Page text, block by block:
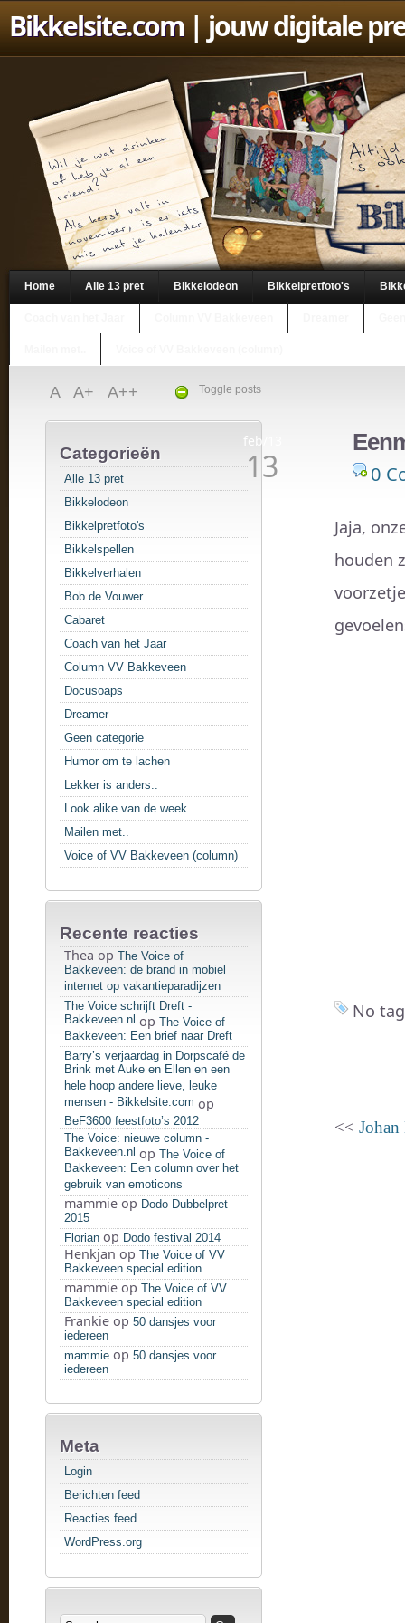
Bikkelsite.com| jouw digitale
Home Alle 13 pret Bikkelodeon Bikkelpretfoto's
Toggle posts
A A+ A++
Categorieën
Alle 13 pret
Bikkelodeon
Bikkelpretfoto's
Bikkelspellen
Bikkelverhalen
Bob de Vouwer
Cabaret
Coach van het Jaar
Column VV Bakkeveen
Docusoaps
Dreamer
Geen categorie
Humor om te lachen
Lekker is anders..
Look alike van de week
Mailen met..
Voice of VV Bakkeveen (column)
Recente reacties
Thea op The Voice of
Bakkeveen: de brand in mobiel
internet op vakantieparadijzen
The Voice schrijft Dreft -
Bakkeveen.nl op The Voice of
Bakkeveen: Een brief naar Dreft
Barry’s verjaardag in Dorpscafé de
Brink met Auke en Ellen en een
hele hoop andere lieve, leuke
mensen - Bikkelsite.com op
BeF3600 feestfoto’s 2012
The Voice: nieuwe column -
Bakkeveen.nl op The Voice of
Bakkeveen: Een column over het
gebruik van emoticons
mammie op Dodo Dubbelpret
2015
Florian op Dodo festival 2014
Henkjan op The Voice of VV
Bakkeveen special edition
mammie op The Voice of VV
Bakkeveen special edition
Frankie op 50 dansjes voor
iedereen
mammie op 50 dansjes voor
iedereen
Meta
Login
Berichten feed
Reacties feed
WordPress.org
feb/13
13 0
Jaja,
houden
No
<<